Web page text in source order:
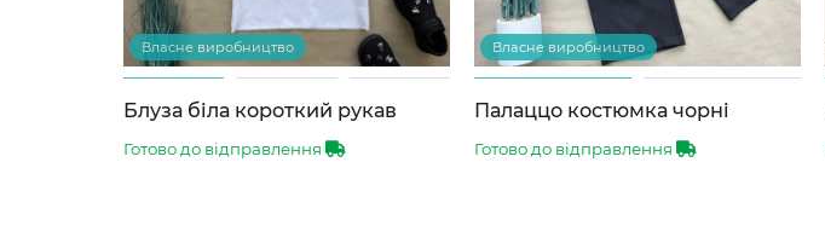
Власне виробництво
Блуза біла короткий рукав
Готово до відправлення
Власне виробництво
Палаццо костюмка чорні
Готово до відправлення